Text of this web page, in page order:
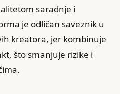
saradnje i
je odličan saveznik u
kreatora, jer kombinuje
što smanjuje rizike i